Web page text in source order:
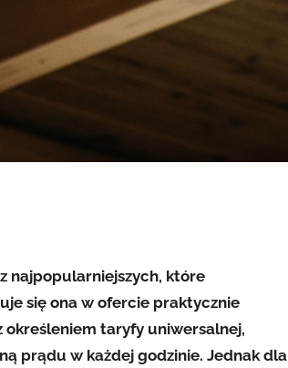
najpopularniejszych, które
się ona w ofercie praktycznie
taryfy uniwersalnej,
prądu w każdej godzinie. Jednak dla